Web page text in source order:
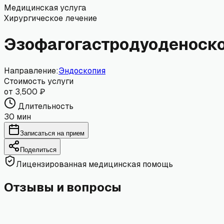
Медицинская услуга
Хирургическое лечение
Направление:Эндоскопия
Стоимость услуги
от 3,500 ₽
Длительность
30 мин
Записаться на прием
Поделиться
Лицензированная медицинская помощь
Отзывы и вопросы